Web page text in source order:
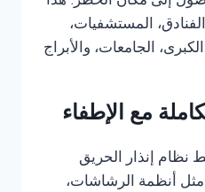
المستشفيات،
الجامعات، والأبراج
مع الإطفاء
إنذار الحريق
مثل أنظمة الرشاشات،